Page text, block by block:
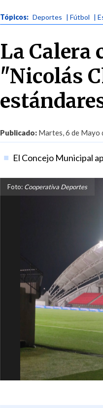
Tópicos: Deportes | Fútbol |
La Calera
"Nicolás
Publicado: Martes, 6 de Mayo
El Concejo Municipal
Foto: Cooperativa Deportes